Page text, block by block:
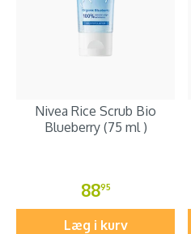
Nivea Rice Scrub Bio
Blueberry (75 ml )
8895
Læg i kurv